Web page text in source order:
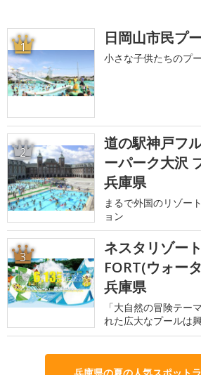
1 日岡山市民プ
小さな子供たちのプ
2
道の駅神戸フ
ーパーク大沢
兵庫県
まるで外国のリゾー
ョン
3
ネスタリゾー
FORT(ウォー
兵庫県
「大自然の冒険テー
れた広大なプールは
兵庫県の夏の人気スポット